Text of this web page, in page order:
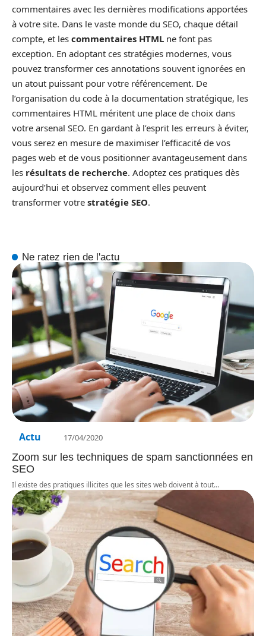
commentaires avec les dernières modifications apportées
à votre site. Dans le vaste monde du SEO, chaque détail
compte, et les commentaires HTML ne font pas
exception. En adoptant ces stratégies modernes, vous
pouvez transformer ces annotations souvent ignorées en
un atout puissant pour votre référencement. De
l’organisation du code à la documentation stratégique, les
commentaires HTML méritent une place de choix dans
votre arsenal SEO. En gardant à l’esprit les erreurs à éviter,
vous serez en mesure de maximiser l’efficacité de vos
pages web et de vous positionner avantageusement dans
les résultats de recherche. Adoptez ces pratiques dès
aujourd’hui et observez comment elles peuvent
transformer votre stratégie SEO.
Ne ratez rien de l'actu
Actu 17/04/2020
Zoom sur les techniques de spam sanctionnées en
SEO
Il existe des pratiques illicites que les sites web doivent à tout…